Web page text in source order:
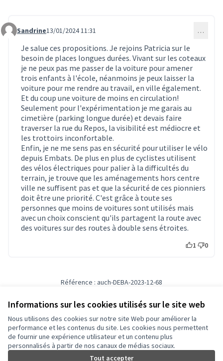
Informations sur les cookies utilisés sur le site web
Nous utilisons des cookies sur notre site Web pour améliorer la
performance et les contenus du site. Les cookies nous permettent
de fournir une expérience utilisateur et un contenu plus
personnalisés à partir de nos canaux de médias sociaux.
Tout accepter
Commentaire 321
Sandrine13/01/2024 11:31 …
Je salue ces propositions. Je rejoins Patricia sur le
besoin de places longues durées. Vivant sur les coteaux
je ne peux pas me passer de la voiture pour amener
trois enfants à l'école, néanmoins je peux laisser la
voiture pour me rendre au travail, en ville également.
Et du coup une voiture de moins en circulation!
Seulement pour l'expérimentation je me garais au
cimetière (parking longue durée) et devais faire
traverser la rue du Repos, la visibilité est médiocre et
les trottoirs inconfortable.
Enfin, je ne me sens pas en sécurité pour utiliser le vélo
depuis Embats. De plus en plus de cyclistes utilisent
des vélos électriques pour palier à la difficultés du
terrain, je trouve que les aménagements hors centre
ville ne suffisent pas et que la sécurité de ces pionniers
doit être une priorité. C'est grâce à toute ses
personnes que moins de voitures sont utilisés mais
avec un choix conscient qu'ils partagent la route avec
des voitures sur des routes à double sens étroites.
1 0
Référence : auch-DEBA-2023-12-68
Conditions d'utilisation
Paramètres des cookies
Auch - Agir pour ma ville sur Facebook
(Lien externe)
Auch - Agir pour ma ville sur Instagram